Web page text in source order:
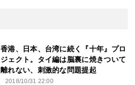
香港、日本、台湾に続く『十年』プロ
ジェクト。タイ編は脳裏に焼きついて
離れない、刺激的な問題提起
2018/10/31 22:00